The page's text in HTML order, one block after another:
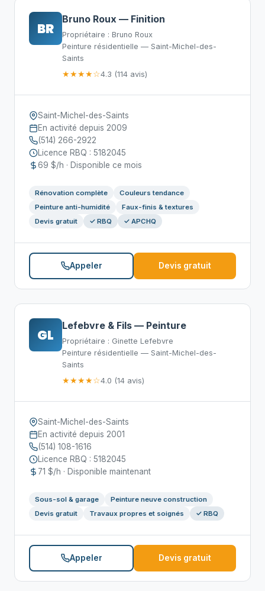
BR
Bruno Roux — Finition
Propriétaire : Bruno Roux
Peinture résidentielle — Saint-Michel-des-
Saints
★★★★☆4.3 (114 avis)
Saint-Michel-des-Saints
En activité depuis 2009
(514) 266-2922
Licence RBQ : 5182045
69 $/h · Disponible ce mois
Rénovation complète
Couleurs tendance
Peinture anti-humidité
Faux-finis & textures
Devis gratuit
✓ RBQ ✓ APCHQ
Appeler Devis gratuit
GL
Lefebvre & Fils — Peinture
Propriétaire : Ginette Lefebvre
Peinture résidentielle — Saint-Michel-des-
Saints
★★★★☆4.0 (14 avis)
Saint-Michel-des-Saints
En activité depuis 2001
(514) 108-1616
Licence RBQ : 5182045
71 $/h · Disponible maintenant
Sous-sol & garage
Peinture neuve construction
Devis gratuit
Travaux propres et soignés ✓ RBQ
Appeler Devis gratuit